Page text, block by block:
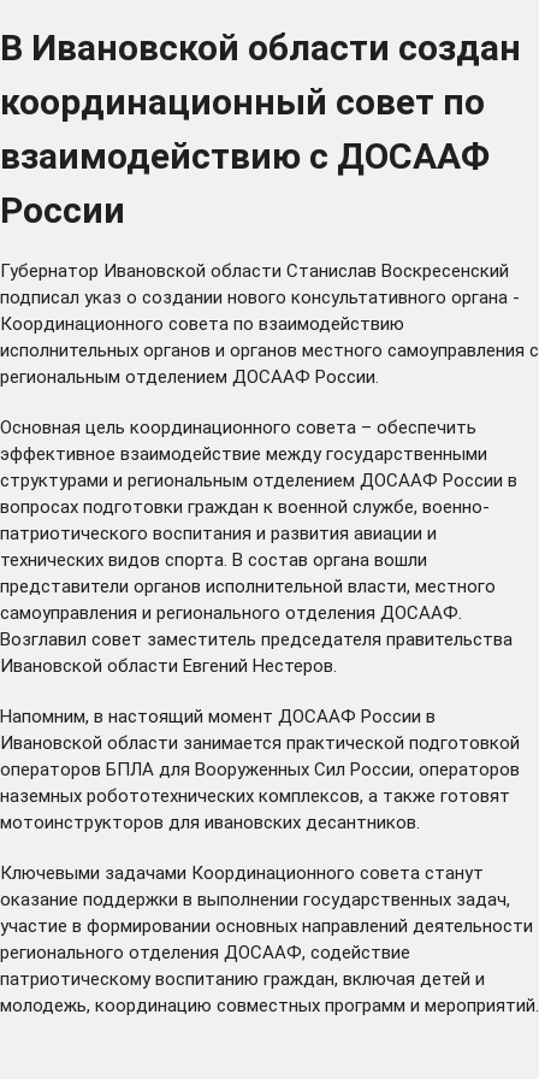
В Ивановской области создан
координационный совет по
взаимодействию с ДОСААФ
России
Губернатор Ивановской области Станислав Воскресенский
подписал указ о создании нового консультативного органа -
Координационного совета по взаимодействию
исполнительных органов и органов местного самоуправления с
региональным отделением ДОСААФ России.
Основная цель координационного совета – обеспечить
эффективное взаимодействие между государственными
структурами и региональным отделением ДОСААФ России в
вопросах подготовки граждан к военной службе, военно-
патриотического воспитания и развития авиации и
технических видов спорта. В состав органа вошли
представители органов исполнительной власти, местного
самоуправления и регионального отделения ДОСААФ.
Возглавил совет заместитель председателя правительства
Ивановской области Евгений Нестеров.
Напомним, в настоящий момент ДОСААФ России в
Ивановской области занимается практической подготовкой
операторов БПЛА для Вооруженных Сил России, операторов
наземных робототехнических комплексов, а также готовят
мотоинструкторов для ивановских десантников.
Ключевыми задачами Координационного совета станут
оказание поддержки в выполнении государственных задач,
участие в формировании основных направлений деятельности
регионального отделения ДОСААФ, содействие
патриотическому воспитанию граждан, включая детей и
молодежь, координацию совместных программ и мероприятий.